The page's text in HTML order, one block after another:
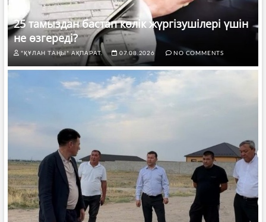
25 тамыздан бастап көлік жүргізушілері үшін
не өзгереді?
"ҚҰЛАН ТАҢЫ" АҚПАРАТ. 07.08.2026 NO COMMENTS